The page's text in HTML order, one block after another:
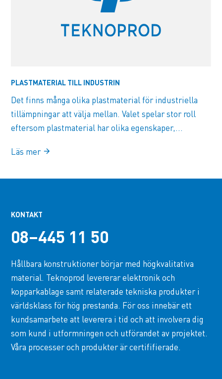
PLASTMATERIAL TILL INDUSTRIN
Det finns många olika plastmaterial för industriella
tillämpningar att välja mellan. Valet spelar stor roll
eftersom plastmaterial har olika egenskaper,...
Läs mer
KONTAKT
08–445 11 50
Hållbara konstruktioner börjar med högkvalitativa
material. Teknoprod levererar elektronik och
kopparkablage samt relaterade tekniska produkter i
världsklass för hög prestanda. För oss innebär ett
kundsamarbete att leverera i tid och att involvera dig
som kund i utformningen och utförandet av projektet.
Våra processer och produkter är certififierade.